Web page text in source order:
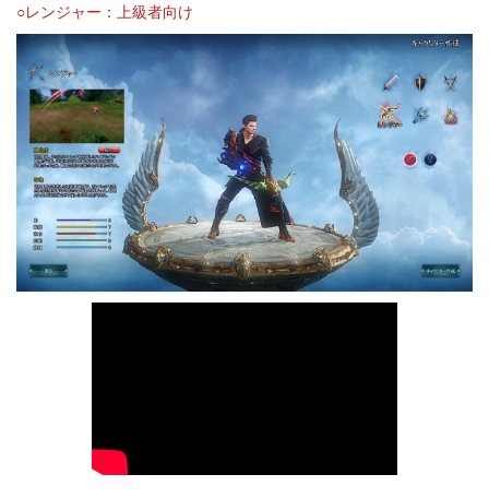
○レンジャー：上級者向け